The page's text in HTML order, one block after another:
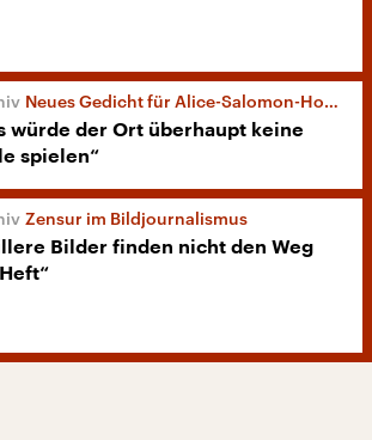
Neues Gedicht für Alice-Salomon-Hochschule
würde der Ort überhaupt keine
spielen“
Zensur im Bildjournalismus
Bilder finden nicht den Weg